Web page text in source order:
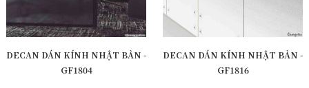
DECAN DÁN KÍNH NHẬT BẢN -
GF1804
DECAN DÁN KÍNH NHẬT BẢN -
GF1816